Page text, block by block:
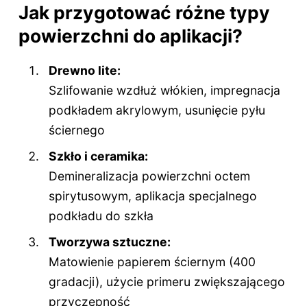
Jak przygotować różne typy
powierzchni do aplikacji?
Drewno lite:
Szlifowanie wzdłuż włókien, impregnacja
podkładem akrylowym, usunięcie pyłu
ściernego
Szkło i ceramika:
Demineralizacja powierzchni octem
spirytusowym, aplikacja specjalnego
podkładu do szkła
Tworzywa sztuczne:
Matowienie papierem ściernym (400
gradacji), użycie primeru zwiększającego
przyczepność